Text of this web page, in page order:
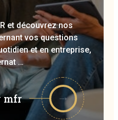
et découvrez nos
vos questions
et en entreprise,
…
mfr